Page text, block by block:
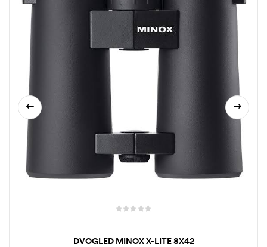
DVOGLED MINOX X-LITE 8X42